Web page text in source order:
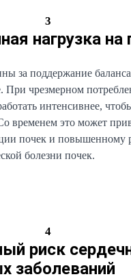
3
нагрузка на
за поддержание
При чрезмерном
интенсивнее,
временем это может
почек и повышенному
болезни почек.
4
риск
заболеваний